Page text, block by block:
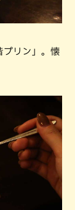
プリン」。懐